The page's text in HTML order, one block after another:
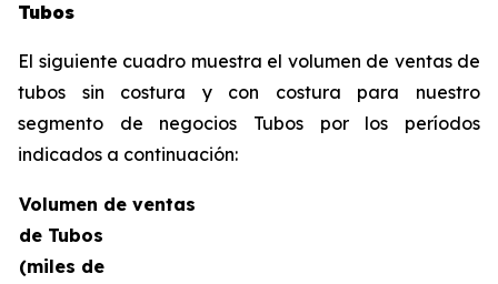
Tubos
El siguiente cuadro muestra el volumen de ventas de
tubos sin costura y con costura para nuestro
segmento de negocios Tubos por los períodos
indicados a continuación:
Volumen de ventas
de Tubos
(miles de